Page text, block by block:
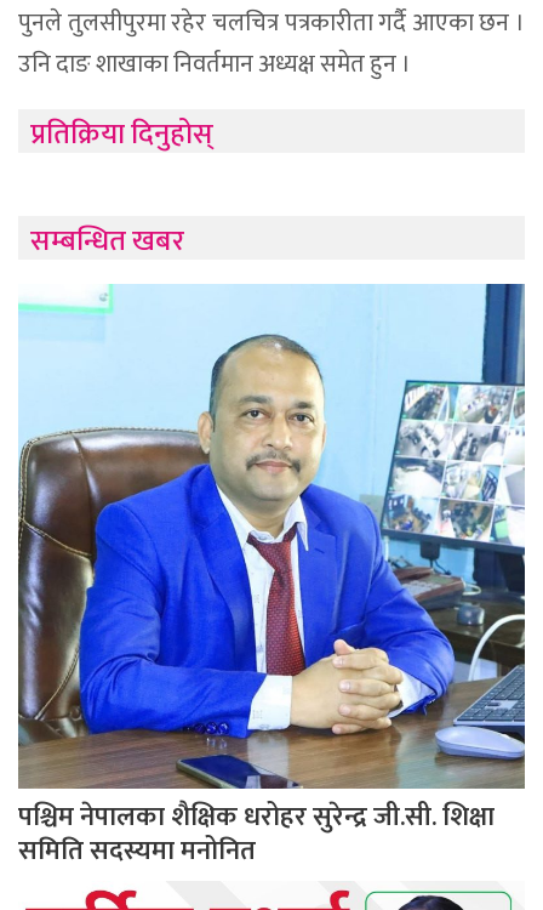
पुनले तुलसीपुरमा रहेर चलचित्र पत्रकारीता गर्दै आएका छन ।
उनि दाङ शाखाका निवर्तमान अध्यक्ष समेत हुन ।
प्रतिक्रिया दिनुहोस्
सम्बन्धित खबर
पश्चिम नेपालका शैक्षिक धरोहर सुरेन्द्र जी.सी. शिक्षा
समिति सदस्यमा मनोनित